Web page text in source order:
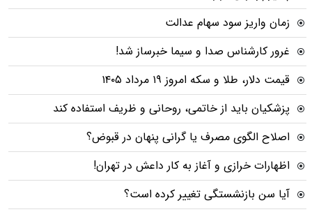
زمان واریز سود سهام عدالت
غرور کارشناس صدا و سیما خبرساز شد!
قیمت دلار، طلا و سکه امروز ۱۹ مرداد ۱۴۰۵
پزشکیان باید از خاتمی، روحانی و ظریف استفاده کند
اصلاح الگوی مصرف یا گرانی پنهان در قبوض؟
اظهارات خرازی و آغاز به کار داعش در تهران!
آیا سن بازنشستگی تغییر کرده است؟